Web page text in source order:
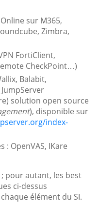
sur M365,
Zimbra,
FortiClient,
CheckPoint…)
Balabit,
solution open source
), disponible sur
index-
: OpenVAS, IKare
; pour autant, les best
ci-dessus
élément du SI.